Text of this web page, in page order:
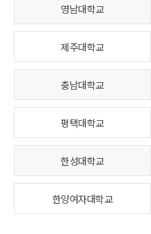
영남대학교
제주대학교
충남대학교
평택대학교
한성대학교
한양여자대학교